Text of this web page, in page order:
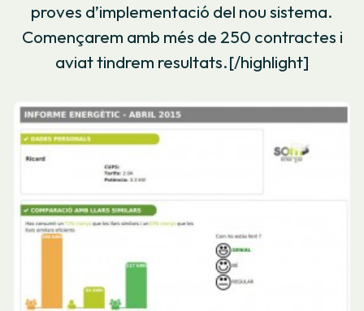
proves d’implementació del nou sistema.
Començarem amb més de 250 contractes i
aviat tindrem resultats.[/highlight]